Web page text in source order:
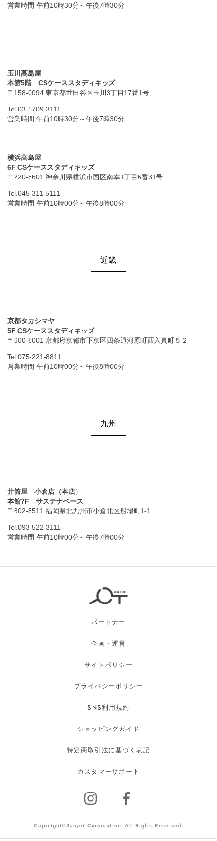
営業時間 午前10時30分～午後7時30分
玉川髙島屋
本館5階 CSケーススタディキッズ
〒158-0094 東京都世田谷区玉川3丁目17番1号
Tel.03-3709-3111
営業時間 午前10時30分～午後7時30分
横浜高島屋
6F CSケーススタディキッズ
〒220-8601 神奈川県横浜市西区南幸1丁目6番31号
Tel.045-311-5111
営業時間 午前10時00分～午後8時00分
近畿
京都タカシマヤ
5F CSケーススタディキッズ
〒600-8001 京都府京都市下京区四条通河原町西入真町５２
Tel.075-221-8811
営業時間 午前10時00分～午後8時00分
九州
井筒屋 小倉店（本店）
本館7F サステナベース
〒802-8511 福岡県北九州市小倉北区船場町1-1
Tel.093-522-3111
営業時間 午前10時00分～午後7時00分
パートナー
企画・運営
サイトポリシー
プライバシーポリシー
SNS利用規約
ショッピングガイド
特定商取引法に基づく表記
カスタマーサポート
Copyright©Sanyei Corporation. All Rights Reserved.